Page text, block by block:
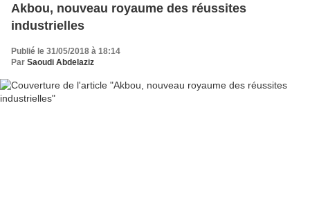
Akbou, nouveau royaume des réussites
industrielles
Publié le 31/05/2018 à 18:14
Par Saoudi Abdelaziz